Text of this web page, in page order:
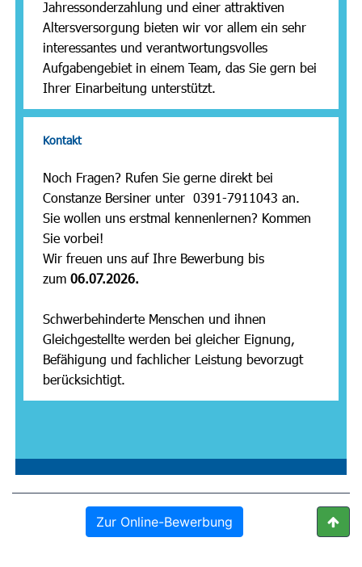
Zur Online-Bewerbung